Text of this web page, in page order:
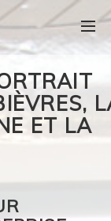
ET LA